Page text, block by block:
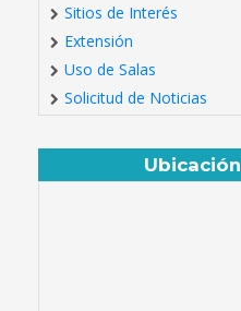
Sitios de Interés
Extensión
Uso de Salas
Solicitud de Noticias
Ubicación